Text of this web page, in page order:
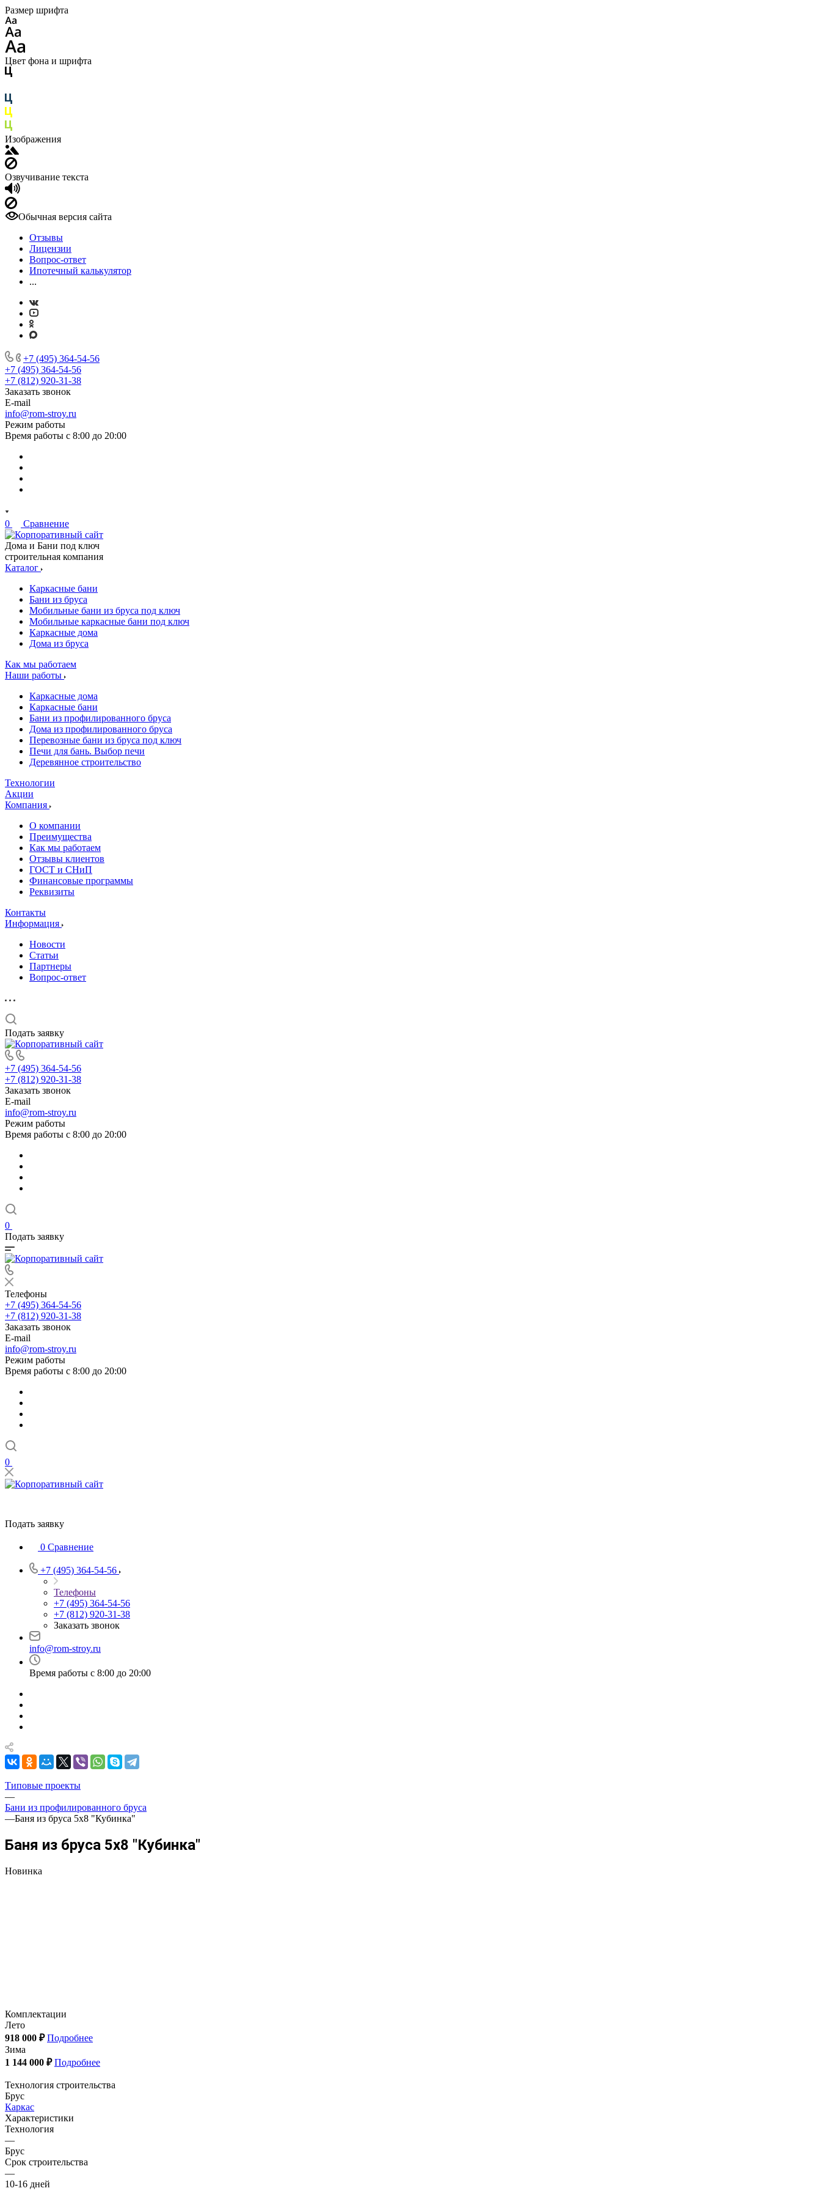
Размер шрифта
Цвет фона и шрифта
Изображения
Озвучивание текста
Обычная версия сайта
Отзывы
Лицензии
Вопрос-ответ
Ипотечный калькулятор
...
+7 (495) 364-54-56
+7 (495) 364-54-56
+7 (812) 920-31-38
Заказать звонок
E-mail
info@rom-stroy.ru
Режим работы
Время работы с 8:00 до 20:00
0 Сравнение
Дома и Бани под ключ
строительная компания
Каталог
Каркасные бани
Бани из бруса
Мобильные бани из бруса под ключ
Мобильные каркасные бани под ключ
Каркасные дома
Дома из бруса
Как мы работаем
Наши работы
Каркасные дома
Каркасные бани
Бани из профилированного бруса
Дома из профилированного бруса
Перевозные бани из бруса под ключ
Печи для бань. Выбор печи
Деревянное строительство
Технологии
Акции
Компания
О компании
Преимущества
Как мы работаем
Отзывы клиентов
ГОСТ и СНиП
Финансовые программы
Реквизиты
Контакты
Информация
Новости
Статьи
Партнеры
Вопрос-ответ
Подать заявку
+7 (495) 364-54-56
+7 (812) 920-31-38
Заказать звонок
E-mail
info@rom-stroy.ru
Режим работы
Время работы с 8:00 до 20:00
0
Подать заявку
Телефоны
+7 (495) 364-54-56
+7 (812) 920-31-38
Заказать звонок
E-mail
info@rom-stroy.ru
Режим работы
Время работы с 8:00 до 20:00
0
Подать заявку
0 Сравнение
+7 (495) 364-54-56
Телефоны
+7 (495) 364-54-56
+7 (812) 920-31-38
Заказать звонок
info@rom-stroy.ru
Время работы с 8:00 до 20:00
Типовые проекты
—
Бани из профилированного бруса
—Баня из бруса 5х8 "Кубинка"
Баня из бруса 5х8 "Кубинка"
Новинка
Комплектации
Лето
918 000 ₽ Подробнее
Зима
1 144 000 ₽ Подробнее
Технология строительства
Брус
Каркас
Характеристики
Технология
—
Брус
Срок строительства
—
10-16 дней